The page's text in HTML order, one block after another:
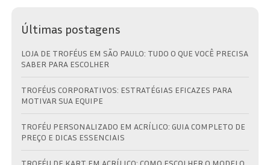
Últimas postagens
LOJA DE TROFÉUS EM SÃO PAULO: TUDO O QUE VOCÊ PRECISA
SABER PARA ESCOLHER
TROFÉUS CORPORATIVOS: ESTRATÉGIAS EFICAZES PARA
MOTIVAR SUA EQUIPE
TROFÉU PERSONALIZADO EM ACRÍLICO: GUIA COMPLETO DE
PREÇO E DICAS ESSENCIAIS
TROFÉU DE KART EM ACRÍLICO: COMO ESCOLHER O MODELO